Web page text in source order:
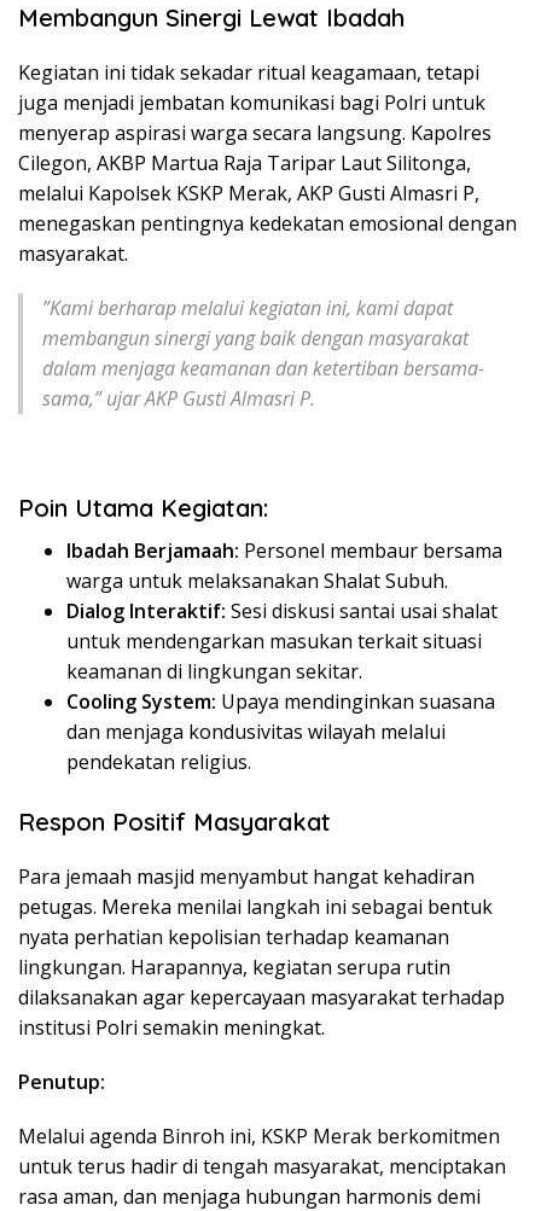
Membangun Sinergi Lewat Ibadah
​Kegiatan ini tidak sekadar ritual keagamaan, tetapi
juga menjadi jembatan komunikasi bagi Polri untuk
menyerap aspirasi warga secara langsung. Kapolres
Cilegon, AKBP Martua Raja Taripar Laut Silitonga,
melalui Kapolsek KSKP Merak, AKP Gusti Almasri P,
menegaskan pentingnya kedekatan emosional dengan
masyarakat.
​”Kami berharap melalui kegiatan ini, kami dapat
membangun sinergi yang baik dengan masyarakat
dalam menjaga keamanan dan ketertiban bersama-
sama,” ujar AKP Gusti Almasri P.
Poin Utama Kegiatan:
Ibadah Berjamaah: Personel membaur bersama
warga untuk melaksanakan Shalat Subuh.
Dialog Interaktif: Sesi diskusi santai usai shalat
untuk mendengarkan masukan terkait situasi
keamanan di lingkungan sekitar.
Cooling System: Upaya mendinginkan suasana
dan menjaga kondusivitas wilayah melalui
pendekatan religius.
Respon Positif Masyarakat
​Para jemaah masjid menyambut hangat kehadiran
petugas. Mereka menilai langkah ini sebagai bentuk
nyata perhatian kepolisian terhadap keamanan
lingkungan. Harapannya, kegiatan serupa rutin
dilaksanakan agar kepercayaan masyarakat terhadap
institusi Polri semakin meningkat.
Penutup:
Melalui agenda Binroh ini, KSKP Merak berkomitmen
untuk terus hadir di tengah masyarakat, menciptakan
rasa aman, dan menjaga hubungan harmonis demi